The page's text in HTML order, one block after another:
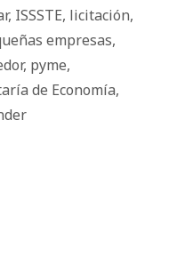
, ISSSTE, licitación,
empresas,
, pyme,
de Economía,